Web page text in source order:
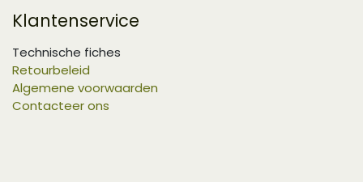
Klantenservice
Technische fiches
Retourbeleid
Algemene voorwaarden
Contacteer ons